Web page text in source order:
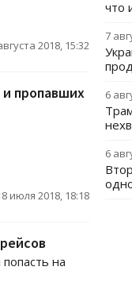
2018, 15:32
пропавших
июля 2018, 18:18
на
что
7
6
6